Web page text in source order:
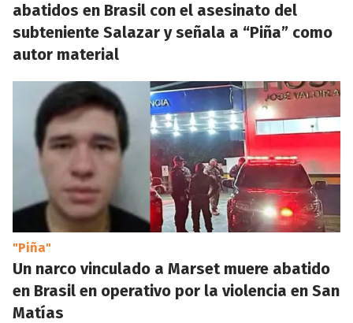
abatidos en Brasil con el asesinato del
subteniente Salazar y señala a “Piña” como
autor material
"Piña"
Un narco vinculado a Marset muere abatido
en Brasil en operativo por la violencia en San
Matías